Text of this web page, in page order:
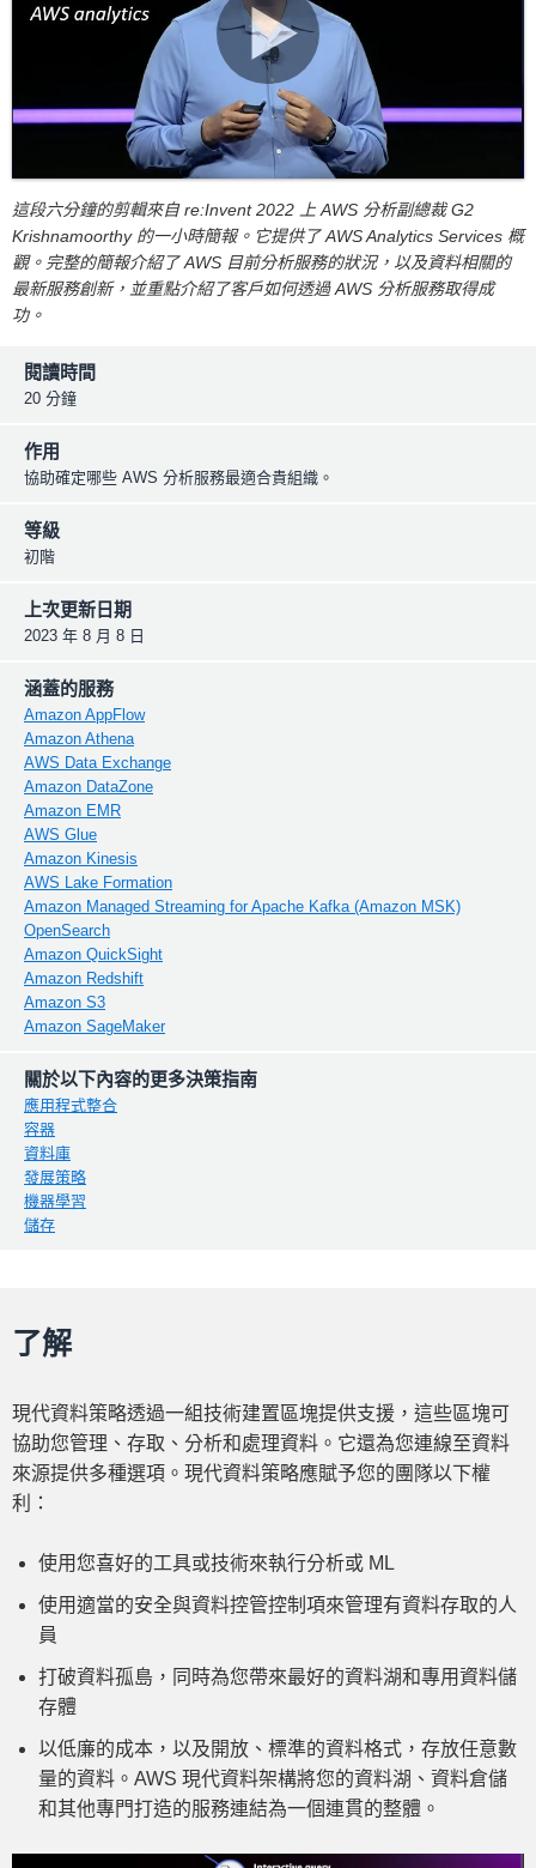
這段六分鐘的剪輯來自 re:Invent 2022 上 AWS 分析副總裁 G2
Krishnamoorthy 的一小時簡報。它提供了 AWS Analytics Services 概
觀。完整的簡報介紹了 AWS 目前分析服務的狀況，以及資料相關的
最新服務創新，並重點介紹了客戶如何透過 AWS 分析服務取得成
功。
閱讀時間
20 分鐘
作用
協助確定哪些 AWS 分析服務最適合貴組織。
等級
初階
上次更新日期
2023 年 8 月 8 日
涵蓋的服務
Amazon AppFlow
Amazon Athena
AWS Data Exchange
Amazon DataZone
Amazon EMR
AWS Glue
Amazon Kinesis
AWS Lake Formation
Amazon Managed Streaming for Apache Kafka (Amazon MSK)
OpenSearch
Amazon QuickSight
Amazon Redshift
Amazon S3
Amazon SageMaker
關於以下內容的更多決策指南
應用程式整合
容器
資料庫
發展策略
機器學習
儲存
了解
現代資料策略透過一組技術建置區塊提供支援，這些區塊可
協助您管理、存取、分析和處理資料。它還為您連線至資料
來源提供多種選項。現代資料策略應賦予您的團隊以下權
利：
使用您喜好的工具或技術來執行分析或 ML
使用適當的安全與資料控管控制項來管理有資料存取的人
員
打破資料孤島，同時為您帶來最好的資料湖和專用資料儲
存體
以低廉的成本，以及開放、標準的資料格式，存放任意數
量的資料。AWS 現代資料架構將您的資料湖、資料倉儲
和其他專門打造的服務連結為一個連貫的整體。